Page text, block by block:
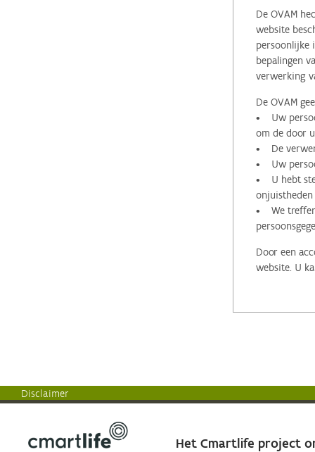
De OVAM
website
persoonlijke
bepalingen
verwerking
De OVAM
• Uw
om de door
• De
• Uw
• U hebt
onjuistheden
• We treffen
Door een
website. U
Disclaimer
Het Cmartlife project